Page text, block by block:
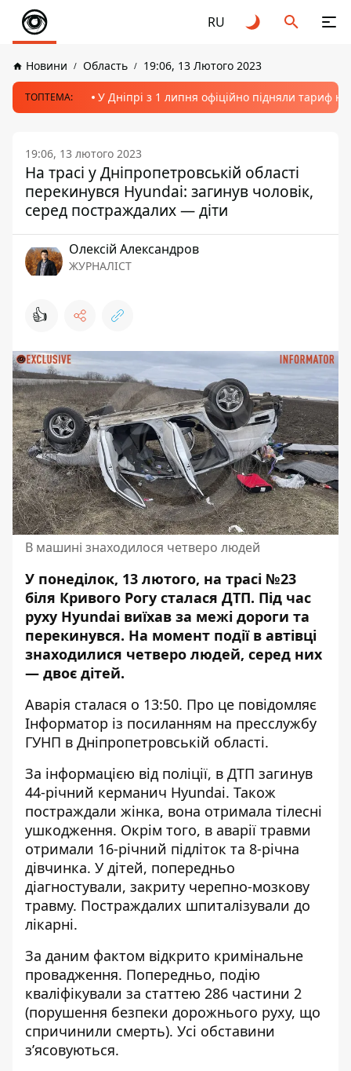
RU
Новини Область 19:06, 13 Лютого 2023
ТОПТЕМА: У Дніпрі з 1 липня офіційно підняли тариф
19:06, 13 лютого 2023
На трасі у Дніпропетровській області
перекинувся Hyundai: загинув чоловік,
серед постраждалих — діти
Олексій Александров
ЖУРНАЛІСТ
👍
В машині знаходилося четверо людей
У понеділок, 13 лютого, на трасі №23
біля Кривого Рогу сталася ДТП. Під час
руху Hyundai виїхав за межі дороги та
перекинувся. На момент події в автівці
знаходилися четверо людей, серед них
— двоє дітей.
Аварія сталася о 13:50. Про це повідомляє
Інформатор із посиланням на пресслужбу
ГУНП в Дніпропетровській області.
За інформацією від поліції, в ДТП загинув
44-річний керманич Hyundai. Також
постраждали жінка, вона отримала тілесні
ушкодження. Окрім того, в аварії травми
отримали 16-річний підліток та 8-річна
дівчинка. У дітей, попередньо
діагностували, закриту черепно-мозкову
травму. Постраждалих шпиталізували до
лікарні.
За даним фактом відкрито кримінальне
провадження. Попередньо, подію
кваліфікували за статтею 286 частини 2
(порушення безпеки дорожнього руху, що
спричинили смерть). Усі обставини
з’ясовуються.